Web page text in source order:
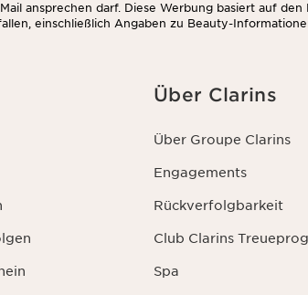
ansprechen darf. Diese Werbung basiert auf
einschließlich Angaben zu Beauty-
soweit du diese Clarins mitgeteilt
in den Datenschutz-Richtlinien. Diese Einwilligung
widerrufen.
Über Clarins
Über Groupe Clarins
Engagements
Rückverfolgbarkeit
Club Clarins
Spa